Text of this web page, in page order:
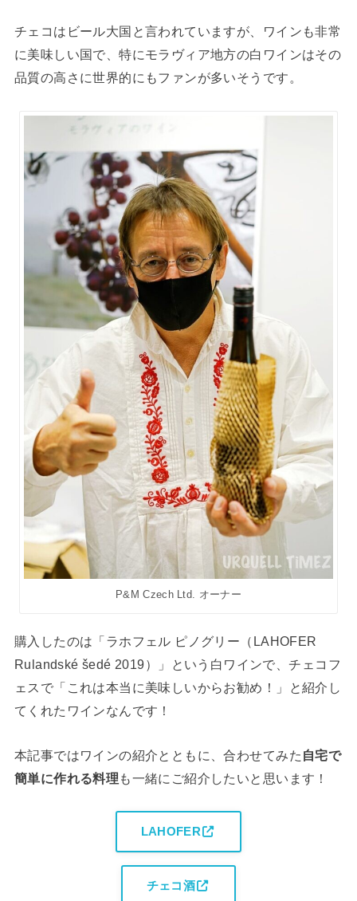
チェコはビール大国と言われていますが、ワインも非常
に美味しい国で、特にモラヴィア地方の白ワインはその
品質の高さに世界的にもファンが多いそうです。
P&M Czech Ltd. オーナー
購入したのは「ラホフェル ピノグリー（LAHOFER
Rulandské šedé 2019）」という白ワインで、チェコフ
ェスで「これは本当に美味しいからお勧め！」と紹介し
てくれたワインなんです！
本記事ではワインの紹介とともに、合わせてみた 自宅で
簡単に作れる料理 も一緒にご紹介したいと思います！
LAHOFER
チェコ酒